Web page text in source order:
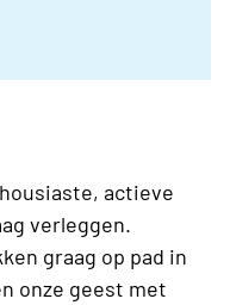
actieve
verleggen.
graag op pad in
onze geest met